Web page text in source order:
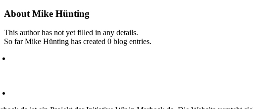
About Mike Hünting
This author has not yet filled in any details.
So far Mike Hünting has created 0 blog entries.